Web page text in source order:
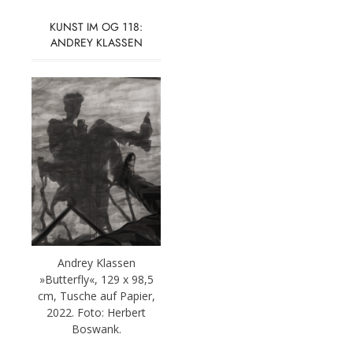
KUNST IM OG 118:
ANDREY KLASSEN
Andrey Klassen
»Butterfly«, 129 x 98,5
cm, Tusche auf Papier,
2022. Foto: Herbert
Boswank.